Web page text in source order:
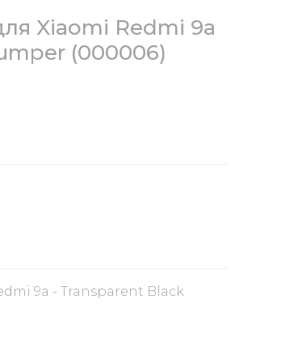
Xiaomi Redmi 9a
(000006)
9a - Transparent Black